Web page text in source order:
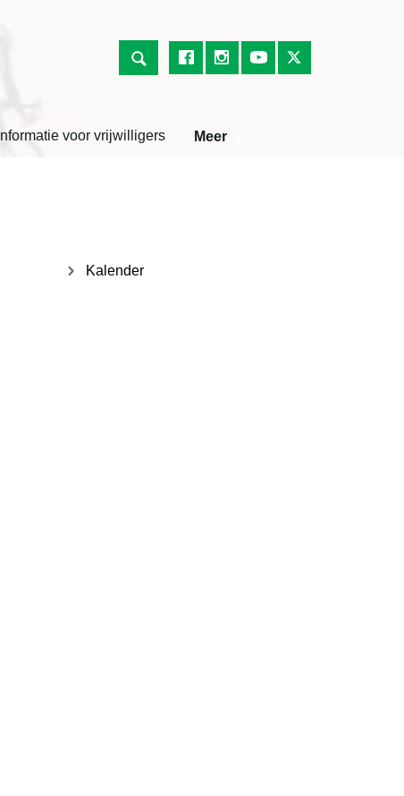
Informatie voor vrijwilligers Meer
Kalender